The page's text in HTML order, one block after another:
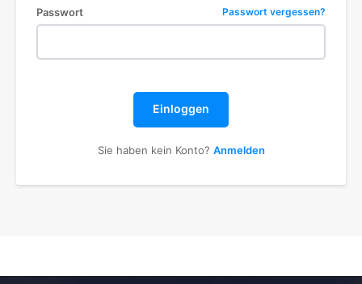
Passwort Passwort vergessen?
Einloggen
Sie haben kein Konto? Anmelden